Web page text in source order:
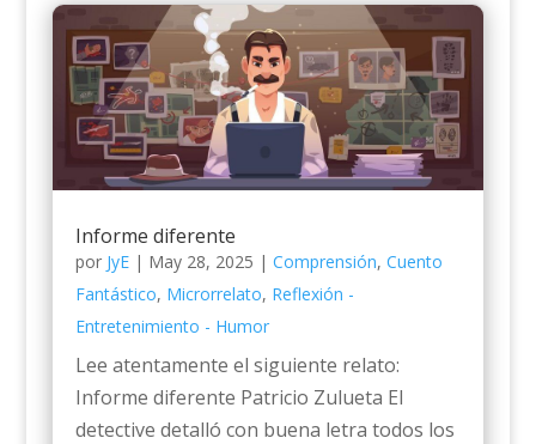
Informe diferente
por JyE| May 28, 2025 | Comprensión, Cuento
Fantástico, Microrrelato, Reflexión -
Entretenimiento - Humor
Lee atentamente el siguiente relato:
Informe diferente Patricio Zulueta El
detective detalló con buena letra todos los